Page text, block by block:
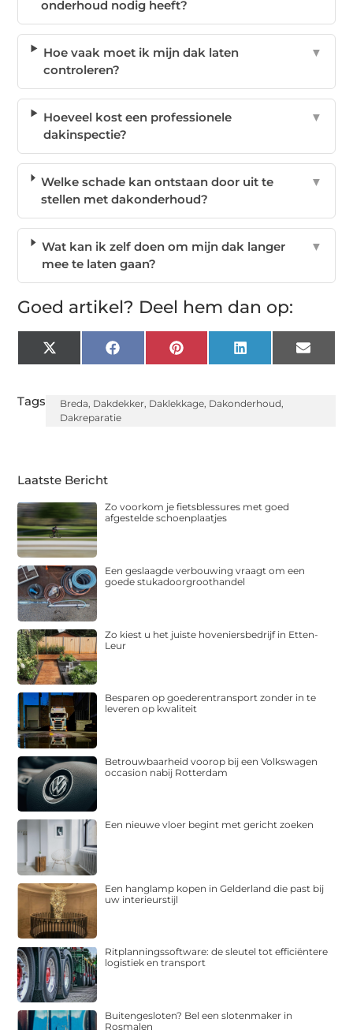
onderhoud nodig heeft?
Hoe vaak moet ik mijn dak laten
controleren?
▼
Hoeveel kost een professionele
dakinspectie?
▼
Welke schade kan ontstaan door uit te
stellen met dakonderhoud?
▼
Wat kan ik zelf doen om mijn dak langer
mee te laten gaan?
▼
Goed artikel? Deel hem dan op:
X
(Twitter)
FacebookPinterest LinkedIn Email
Tags: Breda, Dakdekker, Daklekkage, Dakonderhoud,
Dakreparatie
Laatste Bericht
Zo voorkom je fietsblessures met goed
afgestelde schoenplaatjes
Een geslaagde verbouwing vraagt om een
goede stukadoorgroothandel
Zo kiest u het juiste hoveniersbedrijf in Etten-
Leur
Besparen op goederentransport zonder in te
leveren op kwaliteit
Betrouwbaarheid voorop bij een Volkswagen
occasion nabij Rotterdam
Een nieuwe vloer begint met gericht zoeken
Een hanglamp kopen in Gelderland die past bij
uw interieurstijl
Ritplanningssoftware: de sleutel tot efficiëntere
logistiek en transport
Buitengesloten? Bel een slotenmaker in
Rosmalen